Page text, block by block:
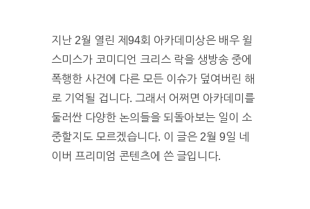
지난 2월 열린 제94회 아카데미상은 배우 윌
스미스가 코미디언 크리스 락을 생방송 중에
폭행한 사건에 다른 모든 이슈가 덮여버린 해
로 기억될 겁니다. 그래서 어쩌면 아카데미를
둘러싼 다양한 논의들을 되돌아보는 일이 소
중할지도 모르겠습니다. 이 글은 2월 9일 네
이버 프리미엄 콘텐츠에 쓴 글입니다.